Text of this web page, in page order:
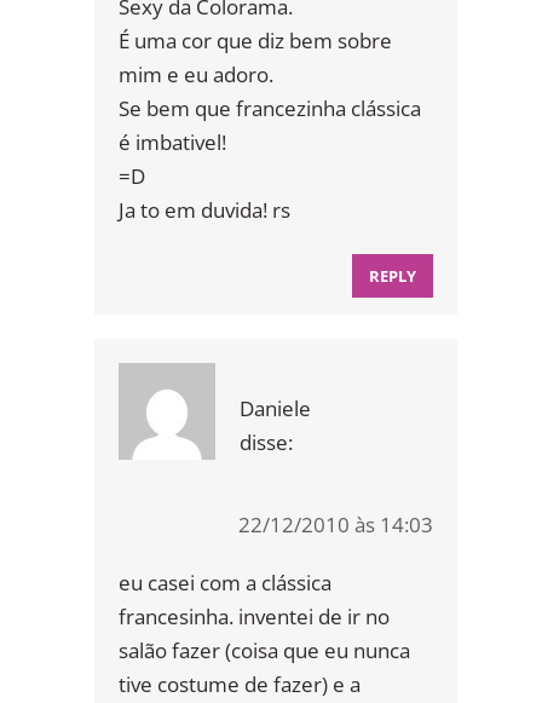
Sexy da Colorama.
É uma cor que diz bem sobre
mim e eu adoro.
Se bem que francezinha clássica
é imbativel!
=D
Ja to em duvida! rs
REPLY
Daniele
disse:
22/12/2010 às 14:03
eu casei com a clássica
francesinha. inventei de ir no
salão fazer (coisa que eu nunca
tive costume de fazer) e a